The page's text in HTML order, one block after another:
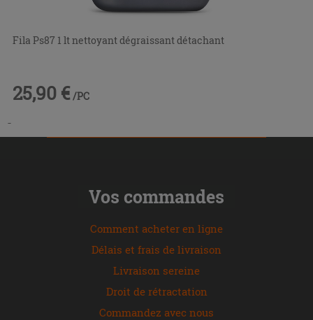
Fila Ps87 1 lt nettoyant dégraissant détachant
25,90 € /PC
-
Vos commandes
Comment acheter en ligne
Délais et frais de livraison
Livraison sereine
Droit de rétractation
Commandez avec nous